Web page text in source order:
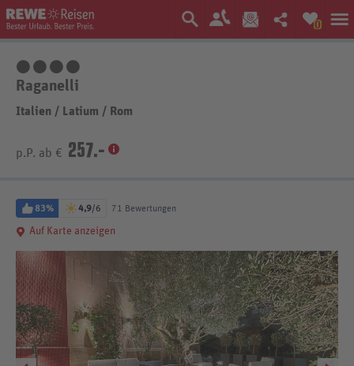
0
Raganelli
Italien / Latium / Rom
p.P. ab € 257.-
83% 4,9/6 71 Bewertungen
Auf Karte anzeigen